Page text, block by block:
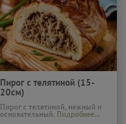
Пирог с телятиной (15-
20см)
Пирог с телятиной, нежный и
основательный. Подробнее...